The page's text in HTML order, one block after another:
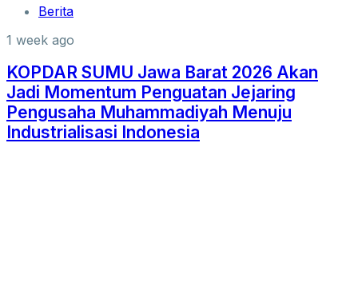
Berita
1 week ago
KOPDAR SUMU Jawa Barat 2026 Akan
Jadi Momentum Penguatan Jejaring
Pengusaha Muhammadiyah Menuju
Industrialisasi Indonesia